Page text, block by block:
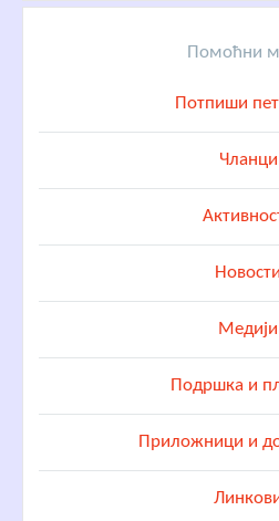
Помоћни
Потпиши
Чланци
Новости
Медији
Подршка и
Приложници и